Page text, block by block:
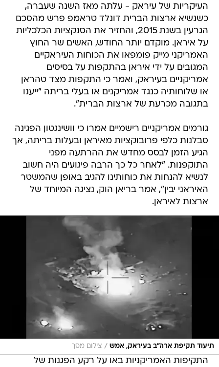
העיקריות של עיראק - עלתה מאז השנה שעברה,
כשנשיא ארצות הברית דונלד טראמפ פרש מהסכם
הגרעין בשנת 2015, והחזיר את הסנקציות הכלכליות
על איראן. מוקדם יותר החודש, האשים שר החוץ
האמריקני מייק פומפאו את הכוחות העיראקיים
המגובים על ידי איראן בהתקפות על בסיסים
אמריקניים בעיראק, ואמר כי התקפות מצד טהראן
או שלוחותיה כנגד אמריקנים או בעלי בריתה "ייענו
בתגובה מכרעת של ארצות הברית".
גורמים אמריקניים רישמיים אמרו כי וושינגטון הפגינה
סבלנות כלפי פרובוקציות מאיראן ובעלות בריתה, אך
הגיע הזמן לבסס מחדש את ההרתעה מפני
התוקפנות. "לאחר כל כך הרבה פיגועים היה חשוב
לנשיא להנחות את כוחותינו להגיב באופן שהמשטר
האיראני יבין", אמר בריאן הוק, נציגה המיוחד של
ארצות לאיראן.
תיעוד תקיפת ארה"ב בעיראק, אמש / צילום מסך
התקיפות האמריקניות באו על רקע הפגנות של